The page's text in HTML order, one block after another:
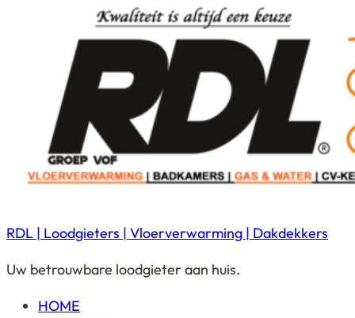
RDL | Loodgieters | Vloerverwarming | Dakdekkers
Uw betrouwbare loodgieter aan huis.
HOME